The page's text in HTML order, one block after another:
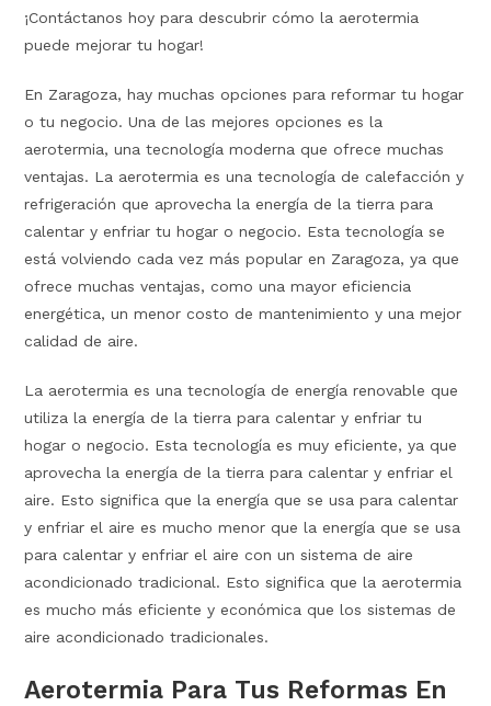
¡Contáctanos hoy para descubrir cómo la aerotermia
puede mejorar tu hogar!
En Zaragoza, hay muchas opciones para reformar tu hogar
o tu negocio. Una de las mejores opciones es la
aerotermia, una tecnología moderna que ofrece muchas
ventajas. La aerotermia es una tecnología de calefacción y
refrigeración que aprovecha la energía de la tierra para
calentar y enfriar tu hogar o negocio. Esta tecnología se
está volviendo cada vez más popular en Zaragoza, ya que
ofrece muchas ventajas, como una mayor eficiencia
energética, un menor costo de mantenimiento y una mejor
calidad de aire.
La aerotermia es una tecnología de energía renovable que
utiliza la energía de la tierra para calentar y enfriar tu
hogar o negocio. Esta tecnología es muy eficiente, ya que
aprovecha la energía de la tierra para calentar y enfriar el
aire. Esto significa que la energía que se usa para calentar
y enfriar el aire es mucho menor que la energía que se usa
para calentar y enfriar el aire con un sistema de aire
acondicionado tradicional. Esto significa que la aerotermia
es mucho más eficiente y económica que los sistemas de
aire acondicionado tradicionales.
Aerotermia Para Tus Reformas En